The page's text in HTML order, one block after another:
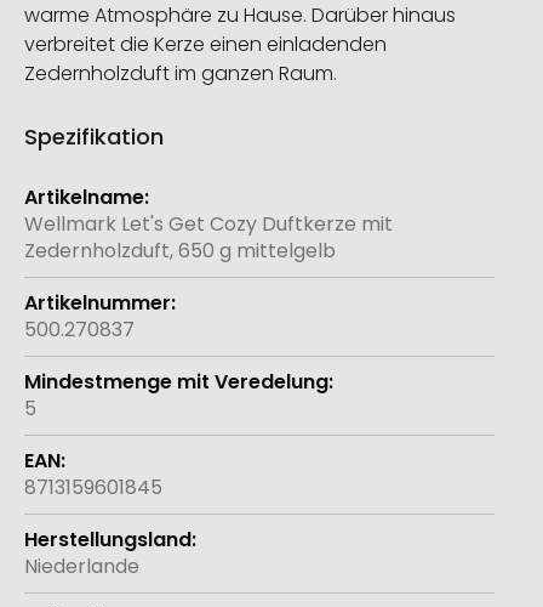
warme Atmosphäre zu Hause. Darüber hinaus
verbreitet die Kerze einen einladenden
Zedernholzduft im ganzen Raum.
Spezifikation
Weitere
Informationen
Wellmark Let's Get Cozy Duftkerze mit
Zedernholzduft, 650 g mittelgelb
500.270837
5
8713159601845
Niederlande